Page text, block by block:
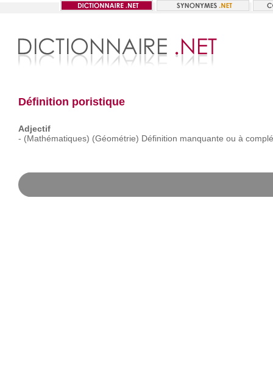
Définition poristique
Adjectif
- (Mathématiques) (Géométrie) Définition manquante ou à